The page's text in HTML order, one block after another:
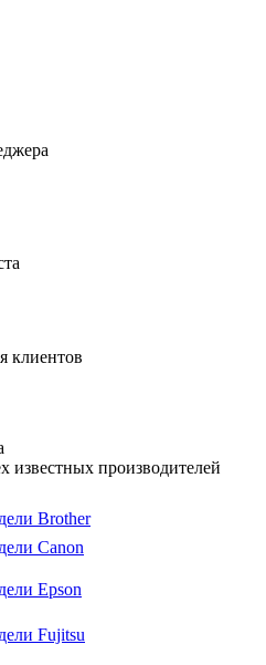
клиентов
производителей
Brother
Canon
Epson
Fujitsu